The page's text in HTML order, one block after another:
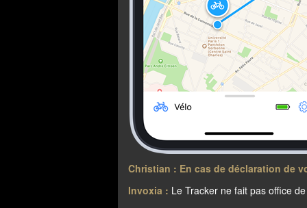
Christian : En cas de déclaration de
Invoxia : Le Tracker ne fait pas office